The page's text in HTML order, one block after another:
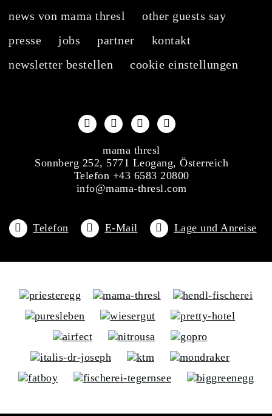
news von mama thresl
other guests say
presse
jobs partner
kontakt
newsletter bestellen
cookie einstellungen
mama thresl
Sonnberg 252, 5771 Leogang, Österreich
Telefon +43 6583 20800
info@mama-thresl.com
Telefon E-Mail Lage und Anreise